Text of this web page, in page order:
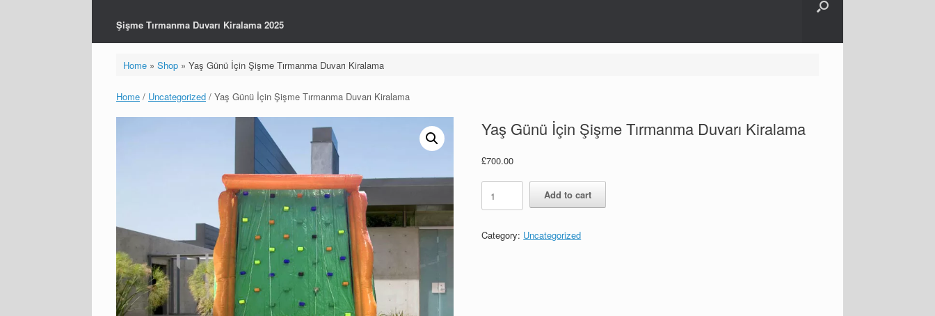
Şişme Tırmanma Duvarı Kiralama 2025
Home» Shop» Yaş Günü İçin Şişme Tırmanma Duvarı Kiralama
Home / Uncategorized / Yaş Günü İçin Şişme Tırmanma Duvarı Kiralama
Yaş Günü İçin Şişme Tırmanma Duvarı Kiralama
£700.00
Yaş
Günü
İçin
Tırmanma
Add to cart
Category: Uncategorized